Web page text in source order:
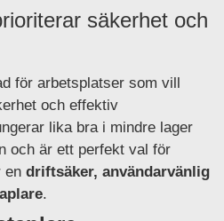
säkerhet och
för arbetsplatser som vill
och effektiv
lika bra i mindre lager
och är ett perfekt val för
en driftsäker, användarvänlig
.